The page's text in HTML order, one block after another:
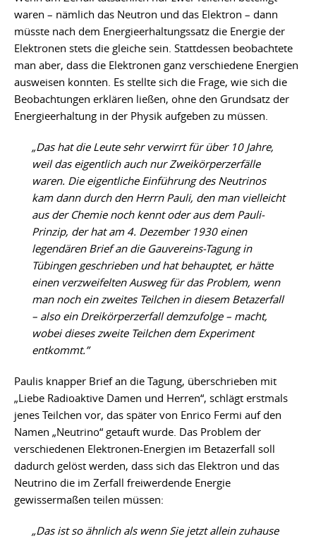
waren – nämlich das Neutron und das Elektron – dann
müsste nach dem Energieerhaltungssatz die Energie der
Elektronen stets die gleiche sein. Stattdessen beobachtete
man aber, dass die Elektronen ganz verschiedene Energien
ausweisen konnten. Es stellte sich die Frage, wie sich die
Beobachtungen erklären ließen, ohne den Grundsatz der
Energieerhaltung in der Physik aufgeben zu müssen.
„Das hat die Leute sehr verwirrt für über 10 Jahre,
weil das eigentlich auch nur Zweikörperzerfälle
waren. Die eigentliche Einführung des Neutrinos
kam dann durch den Herrn Pauli, den man vielleicht
aus der Chemie noch kennt oder aus dem Pauli-
Prinzip, der hat am 4. Dezember 1930 einen
legendären Brief an die Gauvereins-Tagung in
Tübingen geschrieben und hat behauptet, er hätte
einen verzweifelten Ausweg für das Problem, wenn
man noch ein zweites Teilchen in diesem Betazerfall
– also ein Dreikörperzerfall demzufolge – macht,
wobei dieses zweite Teilchen dem Experiment
entkommt.”
Paulis knapper Brief an die Tagung, überschrieben mit
„Liebe Radioaktive Damen und Herren“, schlägt erstmals
jenes Teilchen vor, das später von Enrico Fermi auf den
Namen „Neutrino“ getauft wurde. Das Problem der
verschiedenen Elektronen-Energien im Betazerfall soll
dadurch gelöst werden, dass sich das Elektron und das
Neutrino die im Zerfall freiwerdende Energie
gewissermaßen teilen müssen:
„Das ist so ähnlich als wenn Sie jetzt allein zuhause